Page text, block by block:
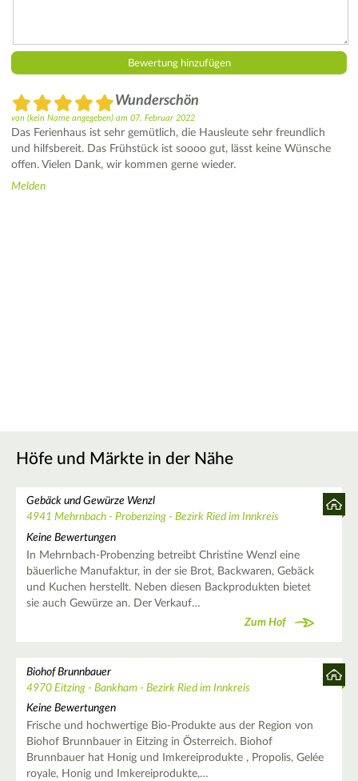
Wunderschön
von (kein Name angegeben) am 07. Februar 2022
Das Ferienhaus ist sehr gemütlich, die Hausleute sehr freundlich
und hilfsbereit. Das Frühstück ist soooo gut, lässt keine Wünsche
offen. Vielen Dank, wir kommen gerne wieder.
Melden
Höfe und Märkte in der Nähe
Gebäck und Gewürze Wenzl
4941 Mehrnbach - Probenzing - Bezirk Ried im Innkreis
Keine Bewertungen
In Mehrnbach-Probenzing betreibt Christine Wenzl eine
bäuerliche Manufaktur, in der sie Brot, Backwaren, Gebäck
und Kuchen herstellt. Neben diesen Backprodukten bietet
sie auch Gewürze an. Der Verkauf…
Zum Hof
Biohof Brunnbauer
4970 Eitzing - Bankham - Bezirk Ried im Innkreis
Keine Bewertungen
Frische und hochwertige Bio-Produkte aus der Region von
Biohof Brunnbauer in Eitzing in Österreich. Biohof
Brunnbauer hat Honig und Imkereiprodukte , Propolis, Gelée
royale, Honig und Imkereiprodukte,…